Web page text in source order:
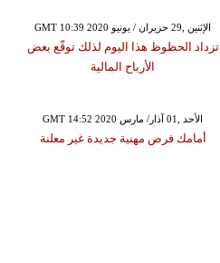
GMT 10:39 2020 الإثنين ,29 حزيران / يونيو
تزداد الحظوظ هذا اليوم لذلك توقّع بعض
الأرباح المالية
GMT 14:52 2020 الأحد ,01 آذار/ مارس
أمامك فرص مهنية جديدة غير معلنة